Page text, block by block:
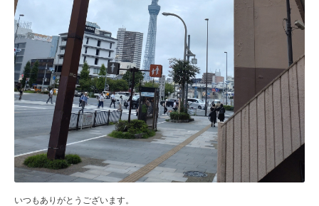
いつもありがとうございます。